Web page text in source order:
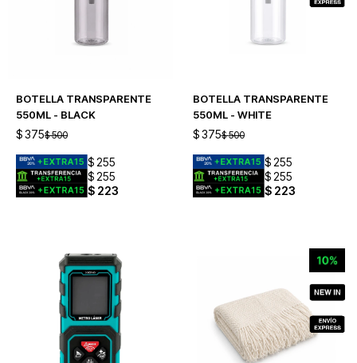
BOTELLA TRANSPARENTE
550ML - BLACK
$375$ 500
$ 255
$ 255
$ 223
BOTELLA TRANSPARENTE
550ML - WHITE
$ 375$ 500
$ 255
$ 255
$ 223